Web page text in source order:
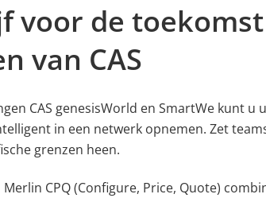
voor de toekomst
van CAS
CAS genesisWorld en SmartWe kunt u
in een netwerk opnemen. Zet
grenzen heen.
CPQ (Configure, Price, Quote)